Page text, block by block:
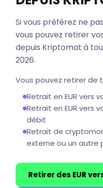
Si vous préférez ne
vous pouvez retirer
depuis Kriptomat à
2026.
Vous pouvez retirer de
Retrait en EUR vers
Retrait en EUR vers
débit
Retrait de
externe ou un autre
Retirer des EUR